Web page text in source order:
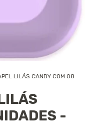
LILÁS CANDY COM 08
-